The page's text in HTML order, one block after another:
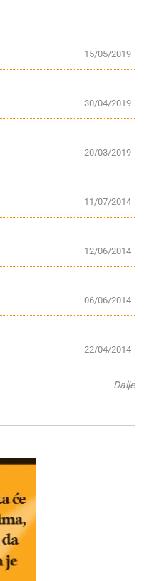
15/05/2019
30/04/2019
20/03/2019
11/07/2014
12/06/2014
06/06/2014
22/04/2014
Dalje